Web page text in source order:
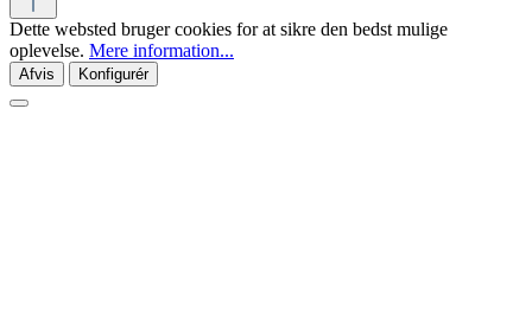
Dette websted bruger cookies for at sikre den bedst mulige
oplevelse. Mere information...
Afvis Konfigurér